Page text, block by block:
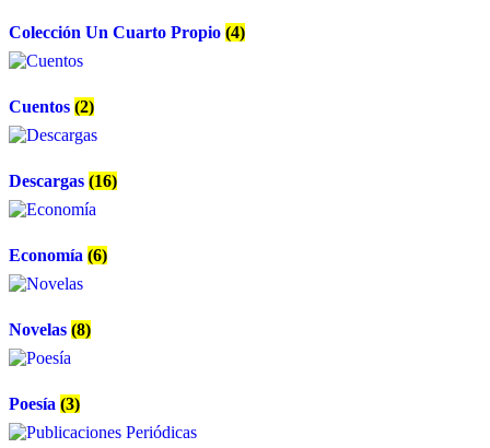
Colección Un Cuarto Propio (4)
Cuentos (2)
Descargas (16)
Economía (6)
Novelas (8)
Poesía (3)